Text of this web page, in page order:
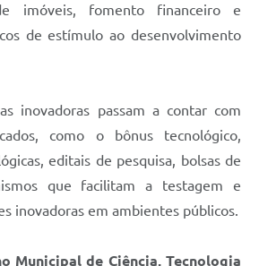
imóveis, fomento financeiro e
de estímulo ao desenvolvimento
inovadoras passam a contar com
como o bônus tecnológico,
editais de pesquisa, bolsas de
que facilitam a testagem e
inovadoras em ambientes públicos.
Municipal de Ciência, Tecnologia